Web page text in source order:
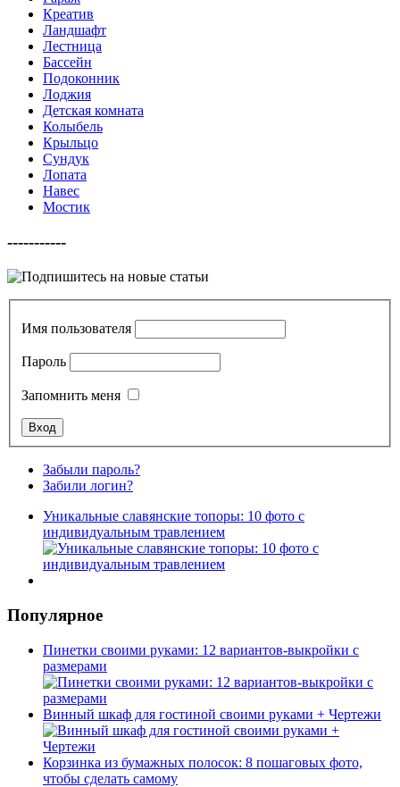
Креатив
Ландшафт
Лестница
Бассейн
Подоконник
Лоджия
Детская комната
Колыбель
Крыльцо
Сундук
Лопата
Навес
Мостик
-----------
Имя пользователя
Пароль
Запомнить меня
Забыли пароль?
Забили логин?
Уникальные славянские топоры: 10 фото с
индивидуальным травлением
Популярное
Пинетки своими руками: 12 вариантов-выкройки с
размерами
Винный шкаф для гостиной своими руками + Чертежи
Корзинка из бумажных полосок: 8 пошаговых фото,
чтобы сделать самому